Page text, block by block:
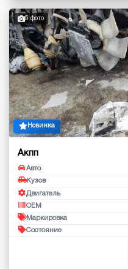
5 фото
Новинка
Акпп
Авто
Кузов
Двигатель
OEM
Маркировка
Состояние